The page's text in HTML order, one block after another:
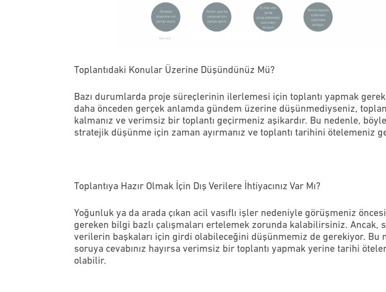
Toplantıdaki Konular Üzerine Düşündünüz Mü?
Bazı durumlarda proje süreçlerinin ilerlemesi için toplantı yapmak
daha önceden gerçek anlamda gündem üzerine düşünmediyseniz,
kalmanız ve verimsiz bir toplantı geçirmeniz aşikardır. Bu nedenle,
stratejik düşünme için zaman ayırmanız ve toplantı tarihini ötelemeniz
Toplantıya Hazır Olmak İçin Dış Verilere İhtiyacınız Var Mı?
Yoğunluk ya da arada çıkan acil vasıflı işler nedeniyle görüşmeniz
gereken bilgi bazlı çalışmaları ertelemek zorunda kalabilirsiniz. Ancak,
verilerin başkaları için girdi olabileceğini düşünmemiz de gerekiyor. Bu
soruya cevabınız hayırsa verimsiz bir toplantı yapmak yerine tarihi
olabilir.